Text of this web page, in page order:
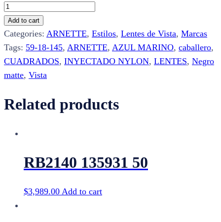
AN7185L
2795
59
quantity
Add to cart
Categories: ARNETTE, Estilos, Lentes de Vista, Marcas
Tags: 59-18-145, ARNETTE, AZUL MARINO, caballero,
CUADRADOS, INYECTADO NYLON, LENTES, Negro
matte, Vista
Related products
RB2140 135931 50
$3,989.00 Add to cart